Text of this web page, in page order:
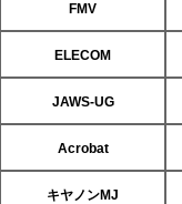
FMV
ELECOM
JAWS-UG
Acrobat
キヤノンMJ